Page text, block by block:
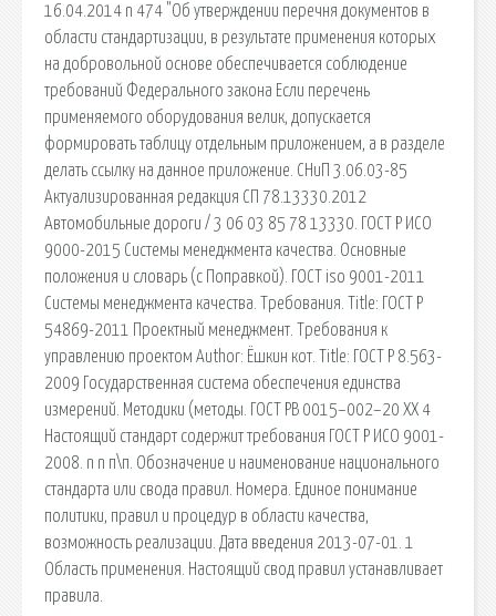
16.04.2014 n 474 "Об утверждении перечня документов в
области стандартизации, в результате применения которых
на добровольной основе обеспечивается соблюдение
требований Федерального закона Если перечень
применяемого оборудования велик, допускается
формировать таблицу отдельным приложением, а в разделе
делать ссылку на данное приложение. СНиП 3.06.03-85
Актуализированная редакция СП 78.13330.2012
Автомобильные дороги / 3 06 03 85 78 13330. ГОСТ Р ИСО
9000-2015 Системы менеджмента качества. Основные
положения и словарь (с Поправкой). ГОСТ iso 9001-2011
Системы менеджмента качества. Требования. Title: ГОСТ Р
54869-2011 Проектный менеджмент. Требования к
управлению проектом Author: Ёшкин кот. Title: ГОСТ Р 8.563-
2009 Государственная система обеспечения единства
измерений. Методики (методы. ГОСТ РВ 0015–002–20 ХХ 4
Настоящий стандарт содержит требования ГОСТ Р ИСО 9001-
2008. n n п\п. Обозначение и наименование национального
стандарта или свода правил. Номера. Единое понимание
политики, правил и процедур в области качества,
возможность реализации. Дата введения 2013-07-01. 1
Область применения. Настоящий свод правил устанавливает
правила.